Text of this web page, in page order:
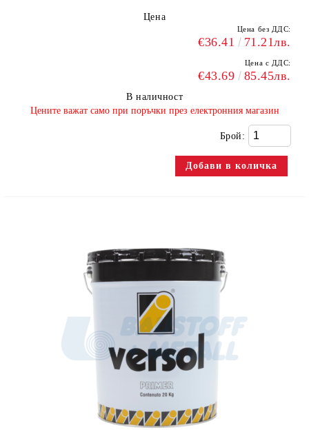
Цена
Цена без ДДС:
€36.41 71.21лв.
Цена с ДДС:
€43.69 85.45лв.
В наличност
​Цените важат само при поръчки през електронния магазин
Брой: